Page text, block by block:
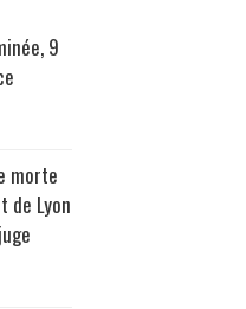
9
morte
de Lyon